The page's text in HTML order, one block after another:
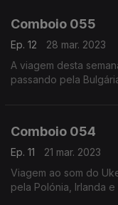
Comboio 055
Ep. 12
28 mar. 2023
A viagem desta
passando pela
Comboio 054
Ep. 11
21 mar. 2023
Viagem ao som do
pela Polónia, Irlanda